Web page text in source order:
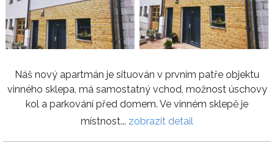
Náš nový apartmán je situován v prvním patře objektu
vinného sklepa, má samostatný vchod, možnost úschovy
kol a parkování před domem. Ve vinném sklepě je
místnost... zobrazit detail